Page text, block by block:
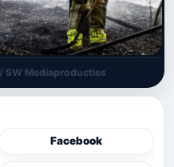
SW Mediaproducties
Facebook